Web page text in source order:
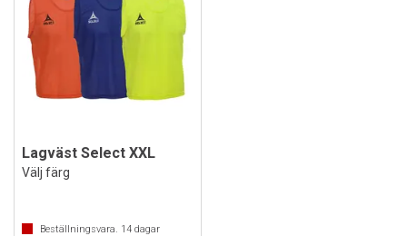
Lagväst Select XXL
Välj färg
Beställningsvara. 14 dagar